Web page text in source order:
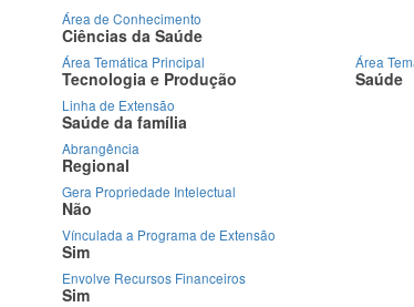
Área de Conhecimento
Ciências da Saúde
Área Temática Principal
Tecnologia e Produção
Área
Saúde
Linha de Extensão
Saúde da família
Abrangência
Regional
Gera Propriedade Intelectual
Não
Vínculada a Programa de Extensão
Sim
Envolve Recursos Financeiros
Sim